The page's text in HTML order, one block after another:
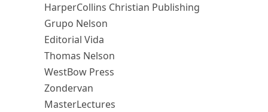
HarperCollins Christian Publishing
Grupo Nelson
Editorial Vida
Thomas Nelson
WestBow Press
Zondervan
MasterLectures